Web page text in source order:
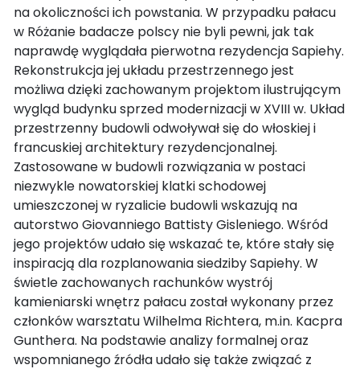
na okoliczności ich powstania. W przypadku pałacu
w Różanie badacze polscy nie byli pewni, jak tak
naprawdę wyglądała pierwotna rezydencja Sapiehy.
Rekonstrukcja jej układu przestrzennego jest
możliwa dzięki zachowanym projektom ilustrującym
wygląd budynku sprzed modernizacji w XVIII w. Układ
przestrzenny budowli odwoływał się do włoskiej i
francuskiej architektury rezydencjonalnej.
Zastosowane w budowli rozwiązania w postaci
niezwykle nowatorskiej klatki schodowej
umieszczonej w ryzalicie budowli wskazują na
autorstwo Giovanniego Battisty Gisleniego. Wśród
jego projektów udało się wskazać te, które stały się
inspiracją dla rozplanowania siedziby Sapiehy. W
świetle zachowanych rachunków wystrój
kamieniarski wnętrz pałacu został wykonany przez
członków warsztatu Wilhelma Richtera, m.in. Kacpra
Gunthera. Na podstawie analizy formalnej oraz
wspomnianego źródła udało się także związać z